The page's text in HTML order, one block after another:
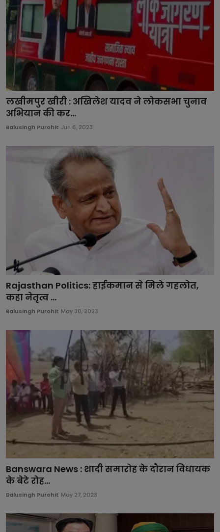
Rezium Coin: जयपुर से जल्द होने जा रहा है क्रिप्टो दुनिया का नया आगाज़
शेरसिंह गुर्जर (Khadishri Industrie) : भारत के खादी उद्योग में क्रांति लाने वाले एक दूरदर्शी उद्यमी
लखीमपुर खीरी : अखिलेश यादव ने लोकसभा चुनाव
अभियान की कर...
Balusingh Purohit Jun 6, 2023
Rajasthan Politics: हाईकमान से मिले गहलोत,
कहा नेतृत्व ...
Balusingh Purohit May 30, 2023
Banswara News : शादी समारोह के दौरान विधायक
के बेटे रोह...
Balusingh Purohit May 27, 2023